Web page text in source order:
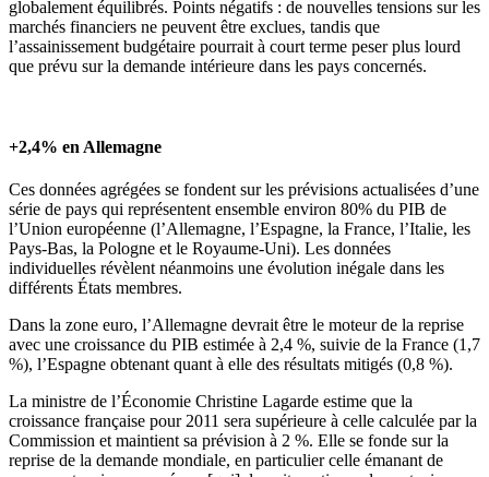
globalement équilibrés. Points négatifs : de nouvelles tensions sur les
marchés financiers ne peuvent être exclues, tandis que
l’assainissement budgétaire pourrait à court terme peser plus lourd
que prévu sur la demande intérieure dans les pays concernés.
+2,4% en Allemagne
Ces données agrégées se fondent sur les prévisions actualisées d’une
série de pays qui représentent ensemble environ 80% du PIB de
l’Union européenne (l’Allemagne, l’Espagne, la France, l’Italie, les
Pays-Bas, la Pologne et le Royaume-Uni). Les données
individuelles révèlent néanmoins une évolution inégale dans les
différents États membres.
Dans la zone euro, l’Allemagne devrait être le moteur de la reprise
avec une croissance du PIB estimée à 2,4 %, suivie de la France (1,7
%), l’Espagne obtenant quant à elle des résultats mitigés (0,8 %).
La ministre de l’Économie Christine Lagarde estime que la
croissance française pour 2011 sera supérieure à celle calculée par la
Commission et maintient sa prévision à 2 %. Elle se fonde sur la
reprise de la demande mondiale, en particulier celle émanant de